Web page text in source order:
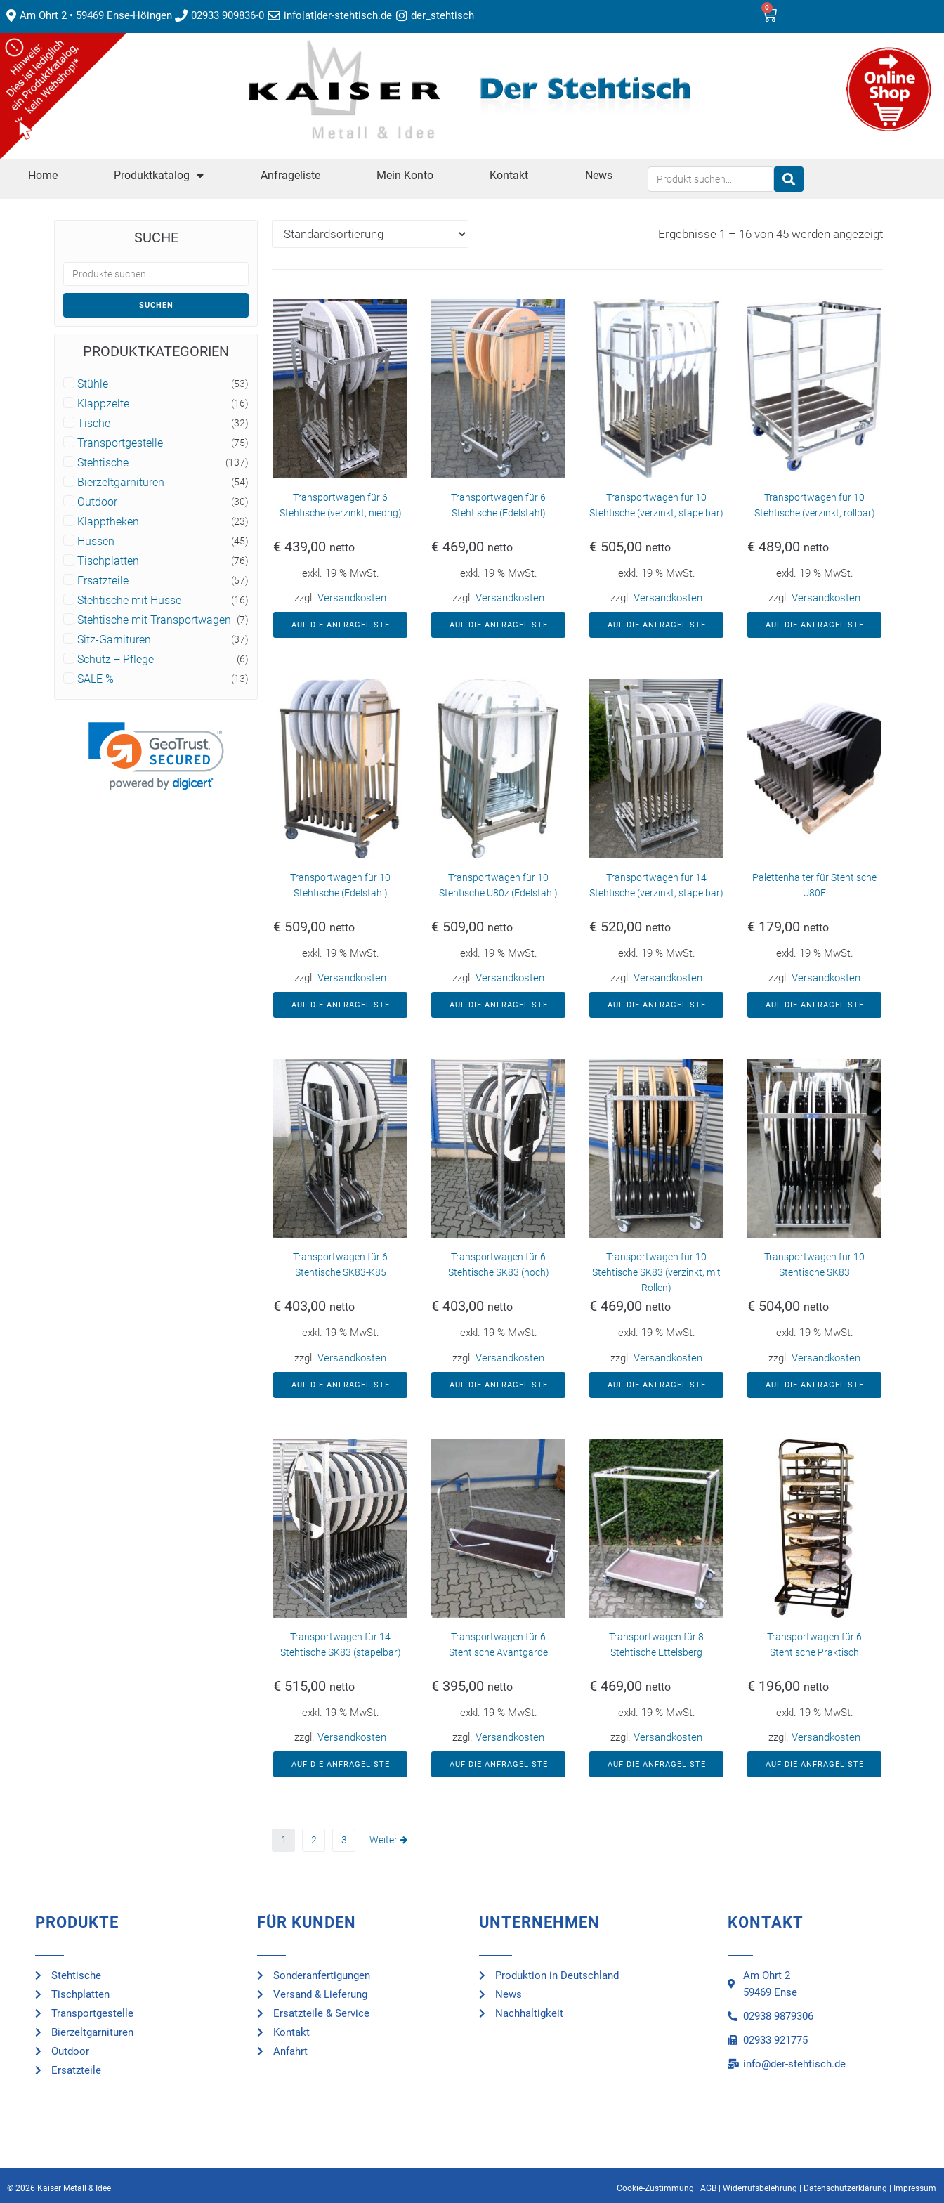
Am Ohrt 2 • 59469 Ense-Höingen 02933 909836-0 info[at]der-stehtisch.de der_stehtisch
0
Home Produktkatalog Anfrageliste Mein Konto Kontakt News
Ergebnisse 1 – 16 von 45 werden angezeigt
Transportwagen für 6
Stehtische (verzinkt, niedrig)
€ 439,00 netto
exkl. 19 % MwSt.
zzgl. Versandkosten
AUF DIE ANFRAGELISTE
Transportwagen für 6
Stehtische (Edelstahl)
€ 469,00 netto
exkl. 19 % MwSt.
zzgl. Versandkosten
AUF DIE ANFRAGELISTE
Transportwagen für 10
Stehtische (verzinkt, stapelbar)
€ 505,00 netto
exkl. 19 % MwSt.
zzgl. Versandkosten
AUF DIE ANFRAGELISTE
Transportwagen für 10
Stehtische (verzinkt, rollbar)
€ 489,00 netto
exkl. 19 % MwSt.
zzgl. Versandkosten
AUF DIE ANFRAGELISTE
Transportwagen für 10
Stehtische (Edelstahl)
€ 509,00 netto
exkl. 19 % MwSt.
zzgl. Versandkosten
AUF DIE ANFRAGELISTE
Transportwagen für 10
Stehtische U80z (Edelstahl)
€ 509,00 netto
exkl. 19 % MwSt.
zzgl. Versandkosten
AUF DIE ANFRAGELISTE
Transportwagen für 14
Stehtische (verzinkt, stapelbar)
€ 520,00 netto
exkl. 19 % MwSt.
zzgl. Versandkosten
AUF DIE ANFRAGELISTE
Palettenhalter für Stehtische
U80E
€ 179,00 netto
exkl. 19 % MwSt.
zzgl. Versandkosten
AUF DIE ANFRAGELISTE
Transportwagen für 6
Stehtische SK83-K85
€ 403,00 netto
exkl. 19 % MwSt.
zzgl. Versandkosten
AUF DIE ANFRAGELISTE
Transportwagen für 6
Stehtische SK83 (hoch)
€ 403,00 netto
exkl. 19 % MwSt.
zzgl. Versandkosten
AUF DIE ANFRAGELISTE
Transportwagen für 10
Stehtische SK83 (verzinkt, mit
Rollen)
€ 469,00 netto
exkl. 19 % MwSt.
zzgl. Versandkosten
AUF DIE ANFRAGELISTE
Transportwagen für 10
Stehtische SK83
€ 504,00 netto
exkl. 19 % MwSt.
zzgl. Versandkosten
AUF DIE ANFRAGELISTE
Transportwagen für 14
Stehtische SK83 (stapelbar)
€ 515,00 netto
exkl. 19 % MwSt.
zzgl. Versandkosten
AUF DIE ANFRAGELISTE
Transportwagen für 6
Stehtische Avantgarde
€ 395,00 netto
exkl. 19 % MwSt.
zzgl. Versandkosten
AUF DIE ANFRAGELISTE
Transportwagen für 8
Stehtische Ettelsberg
€ 469,00 netto
exkl. 19 % MwSt.
zzgl. Versandkosten
AUF DIE ANFRAGELISTE
Transportwagen für 6
Stehtische Praktisch
€ 196,00 netto
exkl. 19 % MwSt.
zzgl. Versandkosten
AUF DIE ANFRAGELISTE
1 2 3 Weiter
SUCHE
SUCHEN
PRODUKTKATEGORIEN
Stühle (53)
Klappzelte (16)
Tische (32)
Transportgestelle (75)
Stehtische (137)
Bierzeltgarnituren (54)
Outdoor (30)
Klapptheken (23)
Hussen (45)
Tischplatten (76)
Ersatzteile (57)
Stehtische mit Husse (16)
Stehtische mit Transportwagen (7)
Sitz-Garnituren (37)
Schutz + Pflege (6)
SALE % (13)
PRODUKTE
Stehtische
Tischplatten
Transportgestelle
Bierzeltgarnituren
Outdoor
Ersatzteile
FÜR KUNDEN
Sonderanfertigungen
Versand & Lieferung
Ersatzteile & Service
Kontakt
Anfahrt
UNTERNEHMEN
Produktion in Deutschland
News
Nachhaltigkeit
KONTAKT
Am Ohrt 2
59469 Ense
02938 9879306
02933 921775
info@der-stehtisch.de
© 2026 Kaiser Metall & Idee Cookie-Zustimmung |AGB |Widerrufsbelehrung | Datenschutzerklärung | Impressum